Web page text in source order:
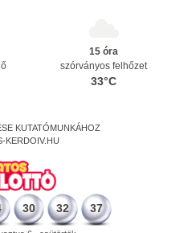
15 óra
szórványos felhőzet
33°C
KUTATÓMUNKÁHOZ
KERDOIV.HU
30 32 37